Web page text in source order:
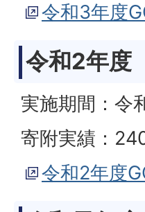
令和3年度
令和2年度
実施期間：令
寄附実績：
令和2年度